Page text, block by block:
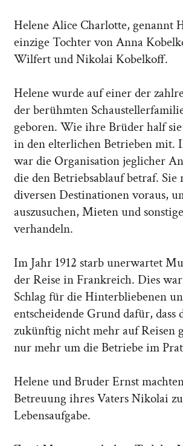
Helene Alice Charlotte, genannt
einzige Tochter von Anna
Wilfert und Nikolai Kobelkoff.
Helene wurde auf einer der
der berühmten
geboren. Wie ihre Brüder half
in den elterlichen Betrieben mit.
war die Organisation jeglicher
die den Betriebsablauf betraf. Sie
diversen Destinationen voraus,
auszusuchen, Mieten und
verhandeln.
Im Jahr 1912 starb unerwartet
der Reise in Frankreich. Dies
Schlag für die Hinterbliebenen
entscheidende Grund dafür, dass
zukünftig nicht mehr auf Reisen
nur mehr um die Betriebe im
Helene und Bruder Ernst
Betreuung ihres Vaters Nikolai
Lebensaufgabe.